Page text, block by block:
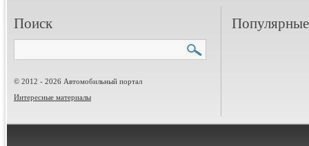
Поиск
© 2012 - 2026 Автомобильный портал
Интересные материалы
Популярные